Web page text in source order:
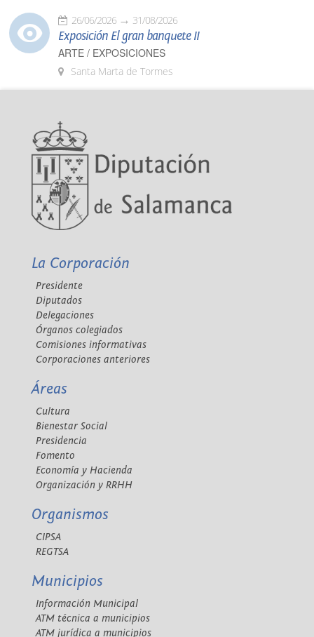
26/06/2026 31/08/2026
Exposición El gran banquete II
ARTE / EXPOSICIONES
Santa Marta de Tormes
La Corporación
Presidente
Diputados
Delegaciones
Órganos colegiados
Comisiones informativas
Corporaciones anteriores
Áreas
Cultura
Bienestar Social
Presidencia
Fomento
Economía y Hacienda
Organización y RRHH
Organismos
CIPSA
REGTSA
Municipios
Información Municipal
ATM técnica a municipios
ATM jurídica a municipios